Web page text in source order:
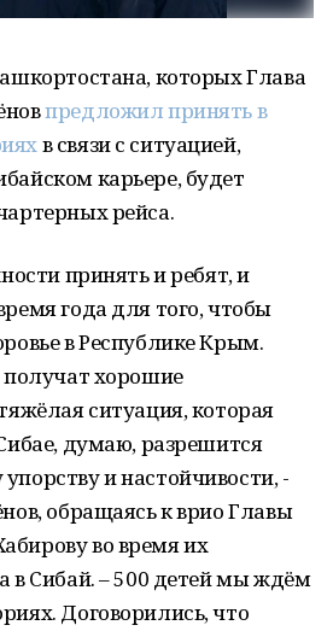
которых Глава
предложил принять в
в связи с ситуацией,
карьере, будет
рейса.
принять и ребят, и
года для того, чтобы
в Республике Крым.
получат хорошие
ситуация, которая
думаю, разрешится
и настойчивости, -
обращаясь к врио Главы
во время их
в Сибай. – 500 детей мы ждём
Договорились, что